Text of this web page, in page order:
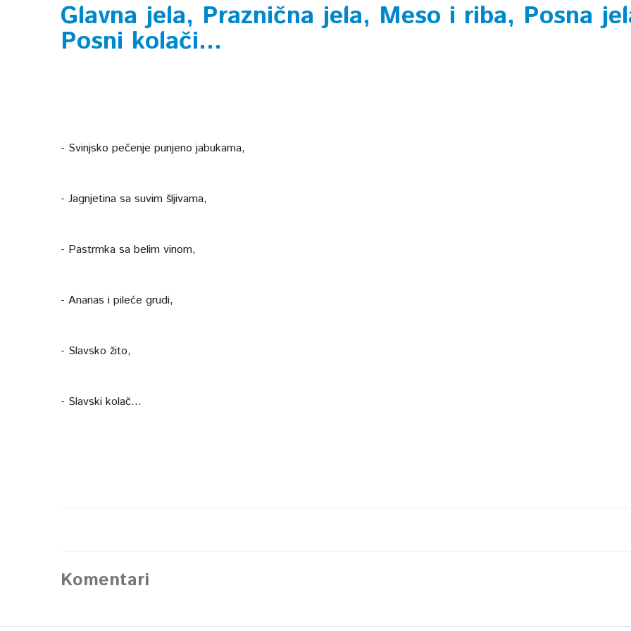
Glavna jela, Praznična jela, Meso i riba, Posna
Posni kolači...
- Svinjsko pečenje punjeno jabukama,
- Jagnjetina sa suvim šljivama,
- Pastrmka sa belim vinom,
- Ananas i pileće grudi,
- Slavsko žito,
- Slavski kolač...
Komentari